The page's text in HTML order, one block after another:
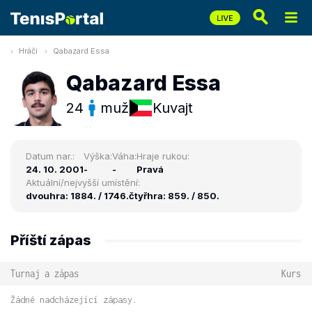
Hráči Qabazard Essa
Qabazard Essa
24 muž Kuvajt
Datum nar.:
24. 10. 2001
Výška:
-
Váha:
-
Hraje rukou:
Pravá
Aktuální/nejvyšší umístění:
dvouhra: 1884. / 1746.čtyřhra: 859. / 850.
Příští zápas
Turnaj a zápas Kurs
Žádné nadcházející zápasy.